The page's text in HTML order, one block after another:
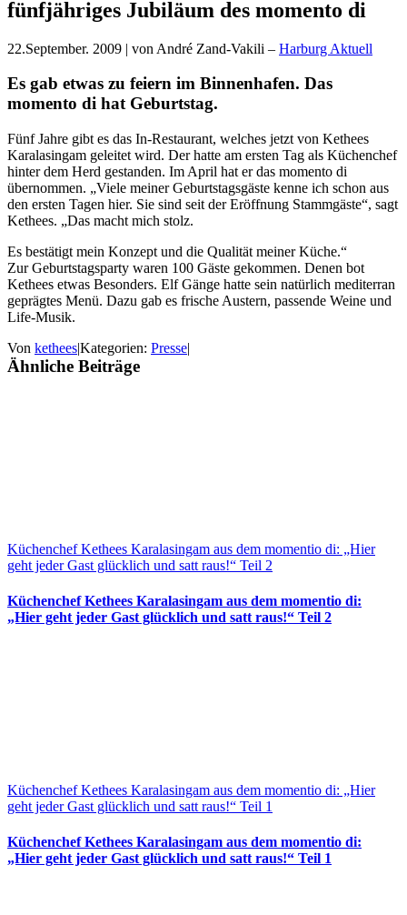
fünfjähriges Jubiläum des momento di
22.September. 2009 | von André Zand-Vakili – Harburg Aktuell
Es gab etwas zu feiern im Binnenhafen. Das
momento di hat Geburtstag.
Fünf Jahre gibt es das In-Restaurant, welches jetzt von Kethees
Karalasingam geleitet wird. Der hatte am ersten Tag als Küchenchef
hinter dem Herd gestanden. Im April hat er das momento di
übernommen. „Viele meiner Geburtstagsgäste kenne ich schon aus
den ersten Tagen hier. Sie sind seit der Eröffnung Stammgäste“, sagt
Kethees. „Das macht mich stolz.
Es bestätigt mein Konzept und die Qualität meiner Küche.“
Zur Geburtstagsparty waren 100 Gäste gekommen. Denen bot
Kethees etwas Besonders. Elf Gänge hatte sein natürlich mediterran
geprägtes Menü. Dazu gab es frische Austern, passende Weine und
Life-Musik.
Von kethees|Kategorien: Presse|
Ähnliche Beiträge
Küchenchef Kethees Karalasingam aus dem momentio di: „Hier
geht jeder Gast glücklich und satt raus!“ Teil 2
Küchenchef Kethees Karalasingam aus dem momentio di:
„Hier geht jeder Gast glücklich und satt raus!“ Teil 2
Küchenchef Kethees Karalasingam aus dem momentio di: „Hier
geht jeder Gast glücklich und satt raus!“ Teil 1
Küchenchef Kethees Karalasingam aus dem momentio di:
„Hier geht jeder Gast glücklich und satt raus!“ Teil 1